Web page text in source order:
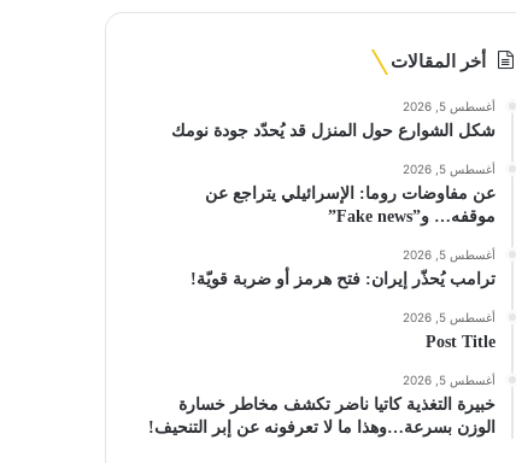
أخر المقالات
أغسطس 5, 2026
شكل الشوارع حول المنزل قد يُحدّد جودة نومك
أغسطس 5, 2026
عن مفاوضات روما: الإسرائيلي يتراجع عن
موقفه… و”Fake news”
أغسطس 5, 2026
ترامب يُحذّر إيران: فتح هرمز أو ضربة قويّة!
أغسطس 5, 2026
Post Title
أغسطس 5, 2026
خبيرة التغذية كاتيا ناضر تكشف مخاطر خسارة
الوزن بسرعة…وهذا ما لا تعرفونه عن إبر التنحيف!